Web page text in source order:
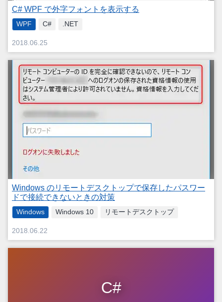
C# WPF で外字フォントを表示する
WPF C# .NET
2018.06.25
Windows のリモートデスクトップで保存したパスワー
ドで接続できないときの対策
Windows Windows 10 リモートデスクトップ
2018.06.22
C#